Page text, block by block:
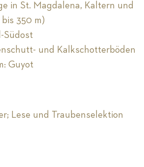
in St. Magdalena, Kaltern und
350 m)
Südost
und Kalkschotterböden
Guyot
Lese und Traubenselektion